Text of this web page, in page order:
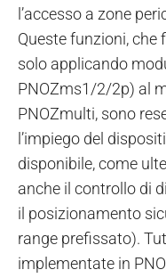
l’accesso a zone
Queste funzioni, che
solo applicando
PNOZms1/2/2p) al
PNOZmulti, sono
l’impiego del
disponibile, come
anche il controllo di
il posizionamento
range prefissato).
implementate in